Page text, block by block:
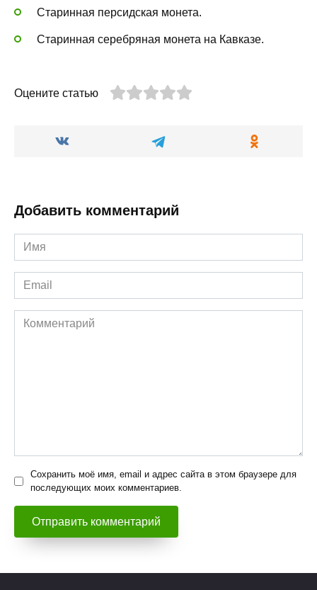
Старинная персидская монета.
Старинная серебряная монета на Кавказе.
Оцените статью
Добавить комментарий
Имя
*
Email
*
Комментарий
Сохранить моё имя, email и адрес сайта в этом браузере для
последующих моих комментариев.